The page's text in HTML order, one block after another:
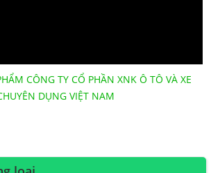
CÔNG TY CỔ PHẦN XNK Ô TÔ VÀ XE
DỤNG VIỆT NAM